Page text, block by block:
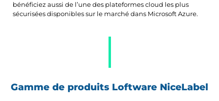
bénéficiez aussi de l’une des plateformes cloud les plus
sécurisées disponibles sur le marché dans Microsoft Azure.
Gamme de produits Loftware NiceLabel